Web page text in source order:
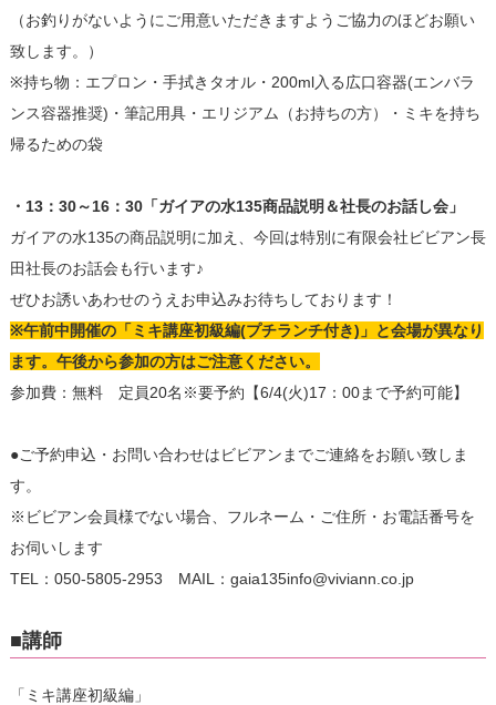
（お釣りがないようにご用意いただきますようご協力のほどお願い
致します。）
※持ち物：エプロン・手拭きタオル・200ml入る広口容器(エンバラ
ンス容器推奨)・筆記用具・エリジアム（お持ちの方）・ミキを持ち
帰るための袋
・13：30～16：30「ガイアの水135商品説明＆社長のお話し会」
ガイアの水135の商品説明に加え、今回は特別に有限会社ビビアン長
田社長のお話会も行います♪
ぜひお誘いあわせのうえお申込みお待ちしております！
※午前中開催の「ミキ講座初級編(プチランチ付き)」と会場が異なり
ます。午後から参加の方はご注意ください。
参加費：無料 定員20名※要予約【6/4(火)17：00まで予約可能】
●ご予約申込・お問い合わせはビビアンまでご連絡をお願い致しま
す。
※ビビアン会員様でない場合、フルネーム・ご住所・お電話番号を
お伺いします
TEL：050-5805-2953 MAIL：gaia135info@viviann.co.jp
■講師
「ミキ講座初級編」